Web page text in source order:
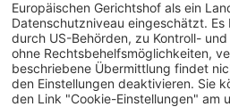
Neff Downdraft -
V68YHL4B0
Küchen- und